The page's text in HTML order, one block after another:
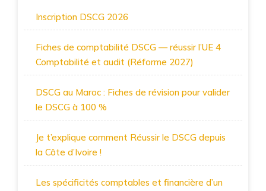
Inscription DSCG 2026
Fiches de comptabilité DSCG — réussir l’UE 4
Comptabilité et audit (Réforme 2027)
DSCG au Maroc : Fiches de révision pour valider
le DSCG à 100 %
Je t’explique comment Réussir le DSCG depuis
la Côte d’Ivoire !
Les spécificités comptables et financière d’un